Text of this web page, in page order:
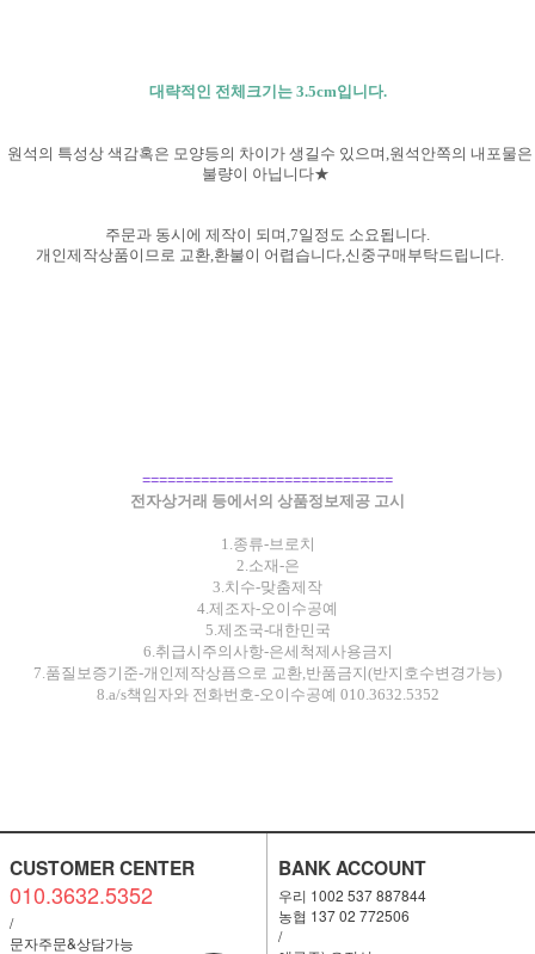
대략적인 전체크기는 3.5cm입니다.
원석의 특성상 색감혹은 모양등의 차이가 생길수 있으며,원석안쪽의 내포물은
불량이 아닙니다★
주문과 동시에 제작이 되며,7일정도 소요됩니다.
개인제작상품이므로 교환,환불이 어렵습니다,신중구매부탁드립니다.
==============================
전자상거래 등에서의 상품정보제공 고시
1.종류-브로치
2.소재-은
3.치수-맞춤제작
4.제조자-오이수공예
5.제조국-대한민국
6.취급시주의사항-은세척제사용금지
7.품질보증기준-개인제작상픔으로 교환,반품금지(반지호수변경가능)
8.a/s책임자와 전화번호-오이수공예 010.3632.5352
CUSTOMER CENTER
010.3632.5352
/
문자주문&상담가능
BANK ACCOUNT
우리 1002 537 887844
농협 137 02 772506
/